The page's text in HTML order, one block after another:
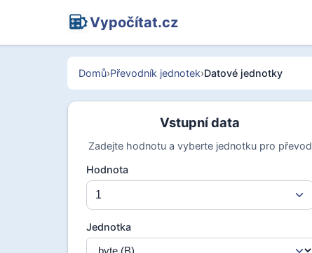
Vypočítat.cz
Domů›Převodník jednotek›Datové jednotky
Vstupní data
Zadejte hodnotu a vyberte jednotku pro převod
Hodnota
Jednotka